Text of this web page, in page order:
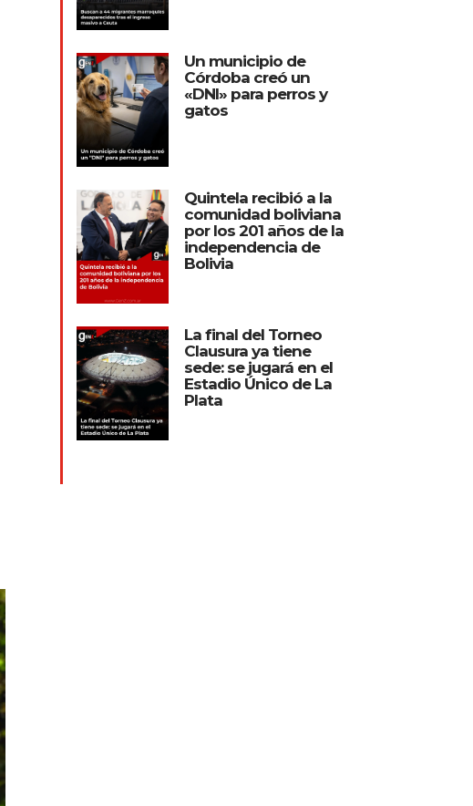
Un municipio de
Córdoba creó un
«DNI» para perros y
gatos
Quintela recibió a la
comunidad boliviana
por los 201 años de la
independencia de
Bolivia
La final del Torneo
Clausura ya tiene
sede: se jugará en el
Estadio Único de La
Plata